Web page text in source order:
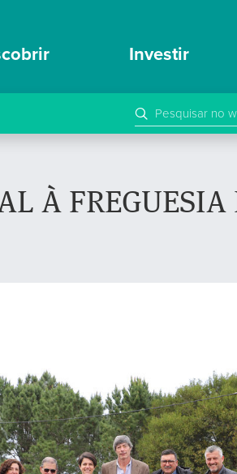
Investir
À FREGUESIA